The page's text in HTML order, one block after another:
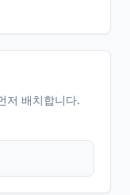
저 배치합니다.